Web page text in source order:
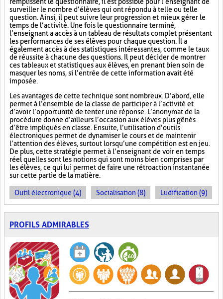
surveiller le nombre d’élèves qui ont répondu à telle ou telle
question. Ainsi, il peut suivre leur progression et mieux gérer le
temps de l’activité. Une fois le questionnaire terminé,
l’enseignant a accès à un tableau de résultats complet présentant
les performances de ses élèves pour chaque question. Il a
également accès à des statistiques intéressantes, comme le taux
de réussite à chacune des questions. Il peut décider de montrer
ces tableaux et statistiques aux élèves, en prenant bien soin de
masquer les noms, si l’entrée de cette information avait été
imposée.
Les avantages de cette technique sont nombreux. D’abord, elle
permet à l’ensemble de la classe de participer à l’activité et
d’avoir l’opportunité de tenter une réponse. L’anonymat de la
procédure donne d’ailleurs l’occasion aux élèves plus gênés
d’être impliqués en classe. Ensuite, l’utilisation d’outils
électroniques permet de dynamiser le cours et de maintenir
l’attention des élèves, surtout lorsqu’une compétition est en jeu.
De plus, cette stratégie permet à l’enseignant de voir en temps
réel quelles sont les notions qui sont moins bien comprises par
les élèves, ce qui lui permet de faire une rétroaction instantanée
sur cette partie de la matière.
Outil électronique (4) Socialisation (8) Ludification (9)
PROFILS ADMIRABLES